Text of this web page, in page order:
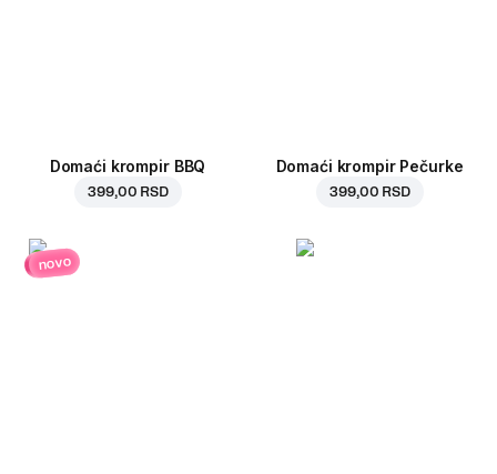
Domaći krompir BBQ
399,00 RSD
Domaći krompir Pečurke
399,00 RSD
novo